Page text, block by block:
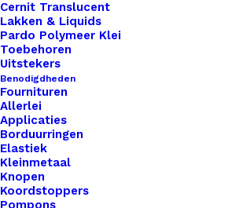
Cernit Translucent
Lakken & Liquids
Pardo Polymeer Klei
Toebehoren
Uitstekers
Benodigdheden
Fournituren
Allerlei
Applicaties
Borduurringen
Elastiek
Kleinmetaal
Knopen
Koordstoppers
Pompons
€11,60